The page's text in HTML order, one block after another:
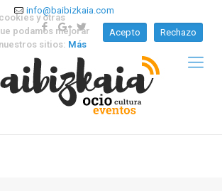
info@baibizkaia.com
y otras
podamos mejorar
sitios: Más
Acepto Rechazo